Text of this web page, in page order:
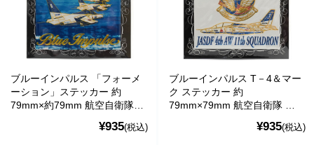
ブルーインパルス 「フォーメ
ーション」ステッカー 約
79mm×約79mm 航空自衛隊
¥935(税込)
ブルーインパルス T－4＆マー
ク ステッカー 約
79mm×79mm 航空自衛隊 ア
¥935(税込)